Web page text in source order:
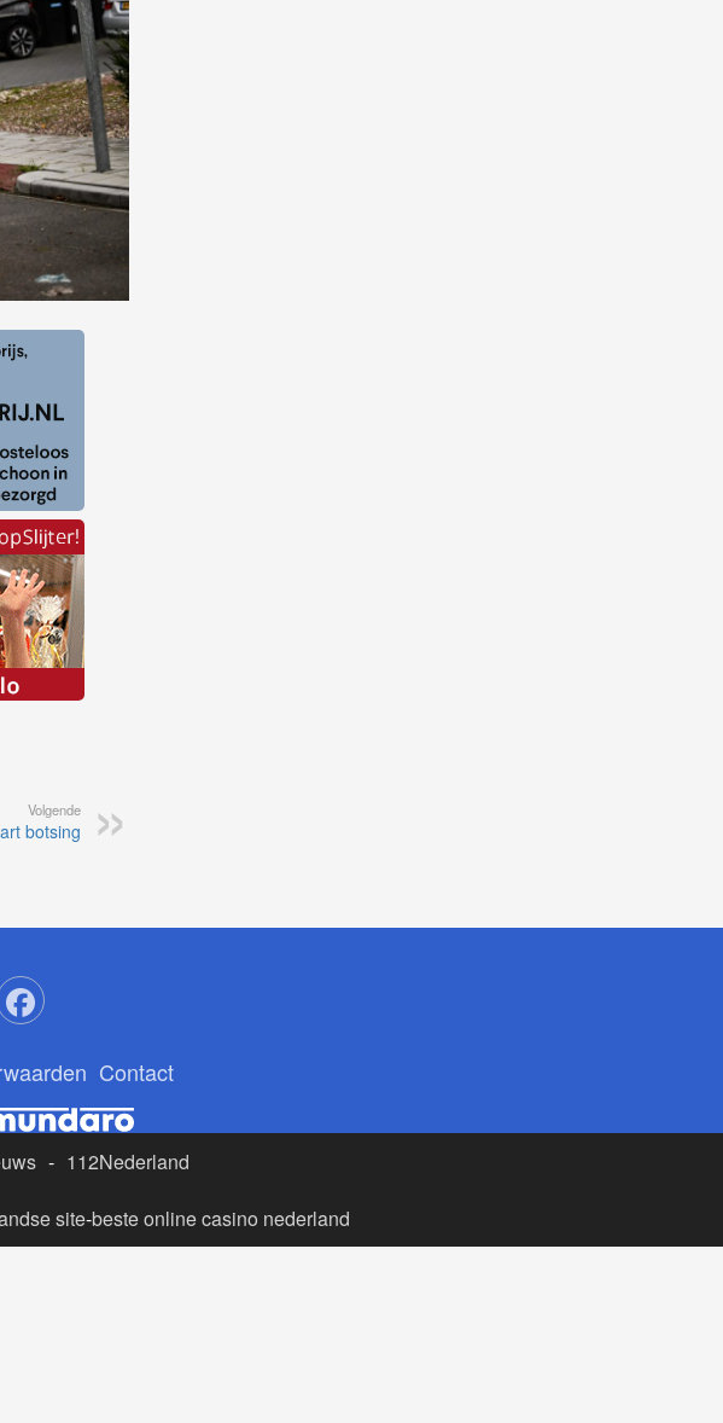
Volgende
botsing
Contact
- 112Nederland
site-beste online casino nederland